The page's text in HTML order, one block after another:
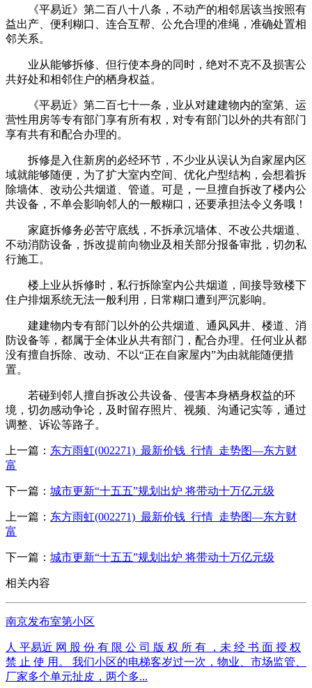
《平易近》第二百八十八条，不动产的相邻居该当按照有
益出产、便利糊口、连合互帮、公允合理的准绳，准确处置相
邻关系。
业从能够拆修、但行使本身的同时，绝对不克不及损害公
共好处和相邻住户的栖身权益。
《平易近》第二百七十一条，业从对建建物内的室第、运
营性用房等专有部门享有所有权，对专有部门以外的共有部门
享有共有和配合办理的。
拆修是入住新房的必经环节，不少业从误认为自家屋内区
域就能够随便，为了扩大室内空间、优化户型结构，会想着拆
除墙体、改动公共烟道、管道。可是，一旦擅自拆改了楼内公
共设备，不单会影响邻人的一般糊口，还要承担法令义务哦！
家庭拆修务必苦守底线，不拆承沉墙体、不改公共烟道、
不动消防设备，拆改提前向物业及相关部分报备审批，切勿私
行施工。
楼上业从拆修时，私行拆除室内公共烟道，间接导致楼下
住户排烟系统无法一般利用，日常糊口遭到严沉影响。
建建物内专有部门以外的公共烟道、通风风井、楼道、消
防设备等，都属于全体业从共有部门，配合办理。任何业从都
没有擅自拆除、改动、不以“正在自家屋内”为由就能随便措
置。
若碰到邻人擅自拆改公共设备、侵害本身栖身权益的环
境，切勿感动争论，及时留存照片、视频、沟通记实等，通过
调整、诉讼等路子。
上一篇： 东方雨虹(002271)_最新价钱_行情_走势图—东方财
富
下一篇： 城市更新“十五五”规划出炉 将带动十万亿元级
上一篇： 东方雨虹(002271)_最新价钱_行情_走势图—东方财
富
下一篇： 城市更新“十五五”规划出炉 将带动十万亿元级
相关内容
南京发布室第小区
人 平易近 网 股 份 有 限 公 司 版 权 所 有 ，未 经 书 面 授 权
禁 止 使 用。 我们小区的电梯客岁过一次，物业、市场监管、
厂家多个单元扯皮，两个多...